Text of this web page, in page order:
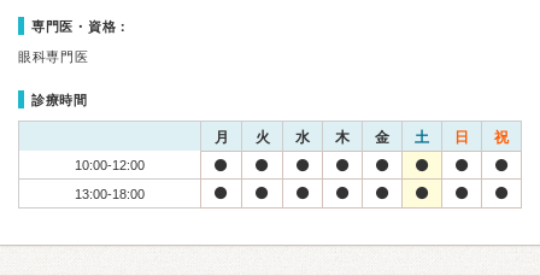
専門医・資格：
眼科専門医
診療時間
月 火 水 木 金 土 日 祝
10:00-12:00
13:00-18:00